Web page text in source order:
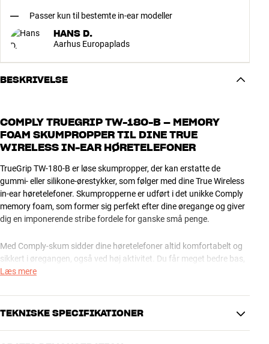
Passer kun til bestemte in-ear modeller
HANS D.
Aarhus Europaplads
BESKRIVELSE
COMPLY TRUEGRIP TW-180-B – MEMORY
FOAM SKUMPROPPER TIL DINE TRUE
WIRELESS IN-EAR HØRETELEFONER
TrueGrip TW-180-B er løse skumpropper, der kan erstatte de
gummi- eller silikone-ørestykker, som følger med dine True Wireless
in-ear høretelefoner. Skumpropperne er udført i det unikke Comply
memory foam, som former sig perfekt efter dine øregange og giver
dig en imponerende stribe fordele for ganske små penge.
Med Comply-skum sidder dine høretelefoner altid komfortabelt og
sikkert i øregangen, også ved høj aktivitet. Du får meget bedre bas,
og du kan lytte i længere tid uden træthed eller irritation. Du får
beskytter det indbyggede filter driverne mod støv, sved og vand. En
imponerende stribe fordele, som du nyder godt af, uanset om du
Læs mere
TEKNISKE SPECIFIKATIONER